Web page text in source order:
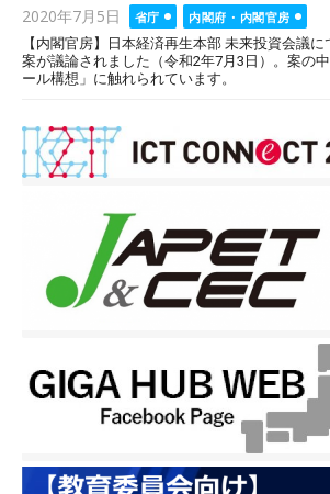
Posted
on
2020年7月5日 省庁
内閣府・内閣官房
【内閣官房】日本経済再生本部 未来投資会議
案が議論されました（令和2年7月3日）。案の
ール構想」に触れられています。